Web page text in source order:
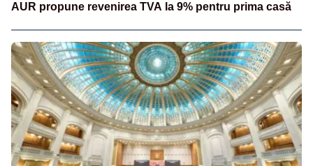
AUR propune revenirea TVA la 9% pentru prima casă